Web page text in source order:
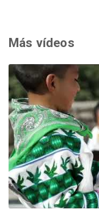
Más vídeos